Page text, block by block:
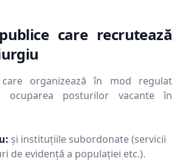
care recrutează
organizează în mod regulat
ocuparea posturilor vacante în
: și instituțiile subordonate (servicii
de evidență a populației etc.).